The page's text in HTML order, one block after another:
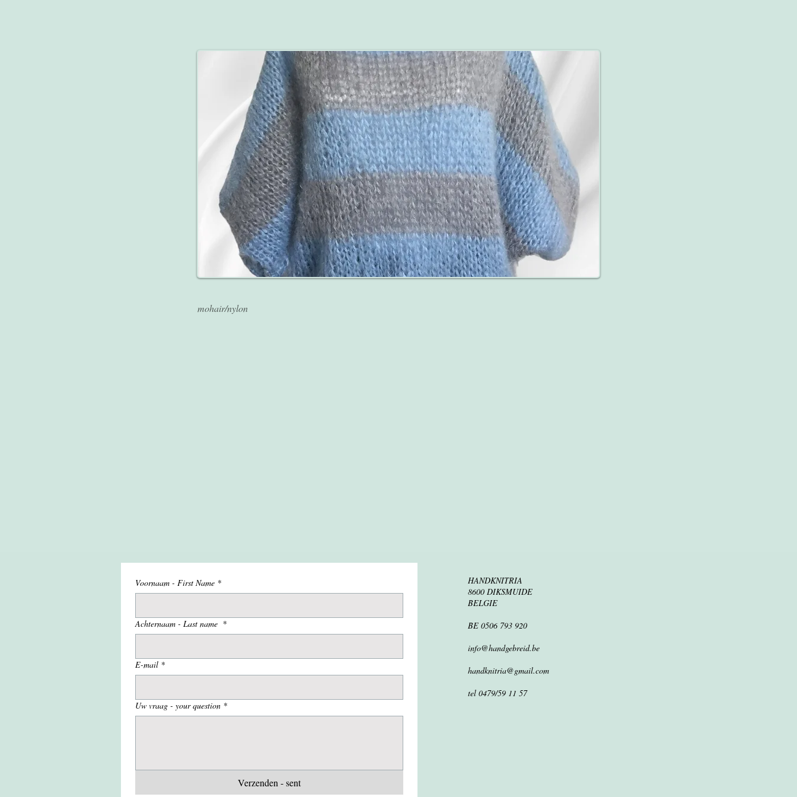
mohair/nylon
Voornaam - First Name *
Achternaam - Last name *
E-mail *
Uw vraag - your question *
Verzenden - sent
HANDKNITRIA
8600 DIKSMUIDE
BELGIE
BE 0506 793 920
info@handgebreid.be
handknitria@gmail.com
tel 0479/59 11 57